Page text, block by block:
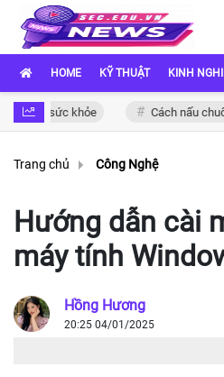
HOME KỸ THUẬT KINH
sức khỏe Cách nấu chuối
Trang chủ Công Nghệ
Hướng dẫn cài
máy tính
Hồng Hương
20:25 04/01/2025